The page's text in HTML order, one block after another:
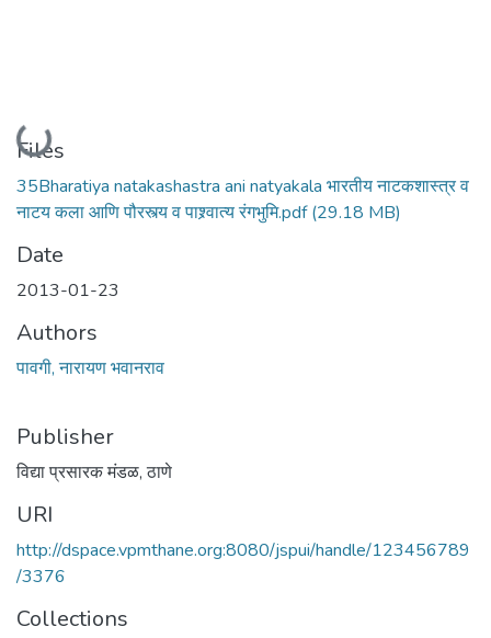
Loading...
Files
35Bharatiya natakashastra ani natyakala भारतीय नाटकशास्त्र व
नाटय कला आणि पौरस्त्य व पाश्र्वात्य रंगभुमि.pdf(29.18 MB)
Date
2013-01-23
Authors
पावगी, नारायण भवानराव
Publisher
विद्या प्रसारक मंडळ, ठाणे
URI
http://dspace.vpmthane.org:8080/jspui/handle/123456789
/3376
Collections